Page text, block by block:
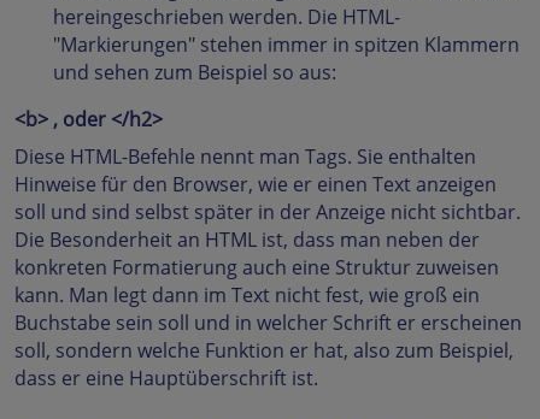
hereingeschrieben werden. Die HTML-
"Markierungen" stehen immer in spitzen Klammern
und sehen zum Beispiel so aus:
<b> , oder </h2>
Diese HTML-Befehle nennt man Tags. Sie enthalten
Hinweise für den Browser, wie er einen Text anzeigen
soll und sind selbst später in der Anzeige nicht sichtbar.
Die Besonderheit an HTML ist, dass man neben der
konkreten Formatierung auch eine Struktur zuweisen
kann. Man legt dann im Text nicht fest, wie groß ein
Buchstabe sein soll und in welcher Schrift er erscheinen
soll, sondern welche Funktion er hat, also zum Beispiel,
dass er eine Hauptüberschrift ist.